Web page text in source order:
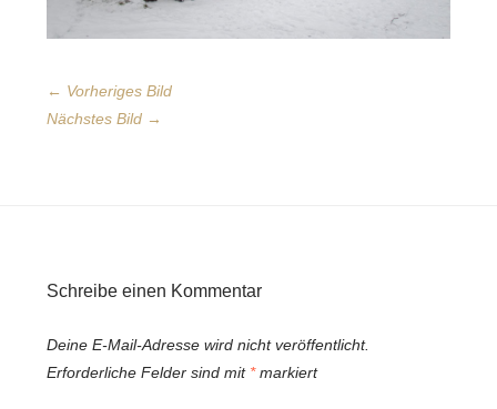
← Vorheriges Bild
Nächstes Bild →
Schreibe einen Kommentar
Deine E-Mail-Adresse wird nicht veröffentlicht.
Erforderliche Felder sind mit *markiert